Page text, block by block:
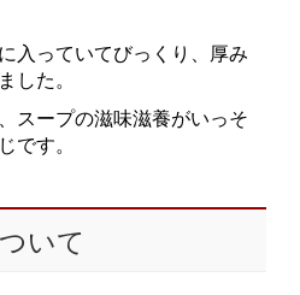
入っていてびっくり、厚み
した。
スープの滋味滋養がいっそ
です。
いて